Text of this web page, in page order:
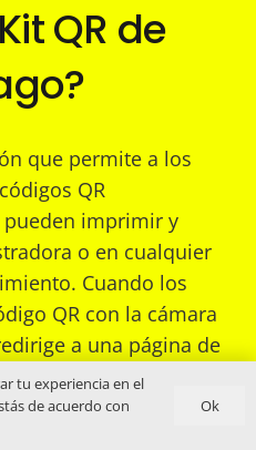
QR de
que permite a los
QR
pueden imprimir y
o en cualquier
Cuando los
QR con la cámara
a una página de
el monto y
de manera segura y
tu experiencia en el
de acuerdo con
Ok